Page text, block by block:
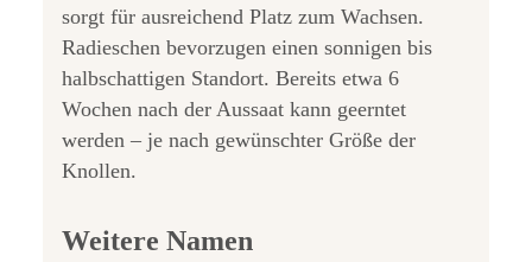
sorgt für ausreichend Platz zum Wachsen.
Radieschen bevorzugen einen sonnigen bis
halbschattigen Standort. Bereits etwa 6
Wochen nach der Aussaat kann geerntet
werden – je nach gewünschter Größe der
Knollen.
Weitere Namen